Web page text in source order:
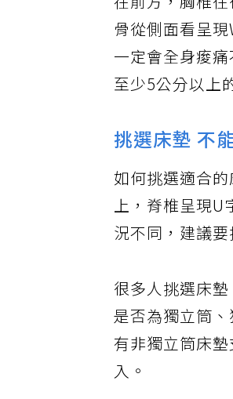
在前方，胸椎
骨從側面看呈
一定會全身痠
至少5公分以上
挑選床墊 不
如何挑選適合
上，脊椎呈現U
況不同，建議
很多人挑選床
是否為獨立筒
有非獨立筒床
入。